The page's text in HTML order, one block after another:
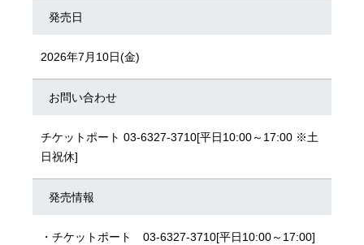
発売日
2026年7月10日(金)
お問い合わせ
チケットポート 03-6327-3710[平日10:00～17:00 ※土
日祝休]
発売情報
・チケットポート 03-6327-3710[平日10:00～17:00]